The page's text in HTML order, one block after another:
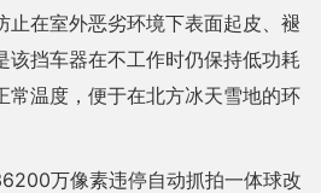
止在室外恶劣环境下表面起皮、褪
该挡车器在不工作时仍保持低功耗
常温度，便于在北方冰天雪地的环
万像素违停自动抓拍一体球改